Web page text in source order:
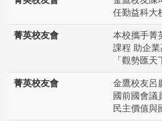
任勤益科大
菁英校友會
本校攜手菁
課程 助企
「觀勢匯天
菁英校友會
金鷹校友呂
國前國會議
民主價值與